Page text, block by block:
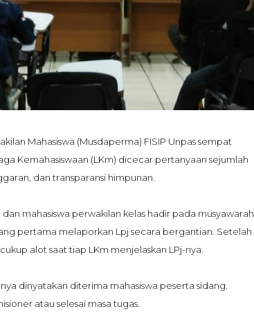
Mahasiswa (Musdaperma) FISIP Unpas sempat
Kemahasiswaan (LKm) dicecar pertanyaan sejumlah
dan transparansi himpunan.
dan mahasiswa perwakilan kelas hadir pada musyawarah
pertama melaporkan Lpj secara bergantian. Setelah
alot saat tiap LKm menjelaskan LPj-nya.
dinyatakan diterima mahasiswa peserta sidang.
atau selesai masa tugas.